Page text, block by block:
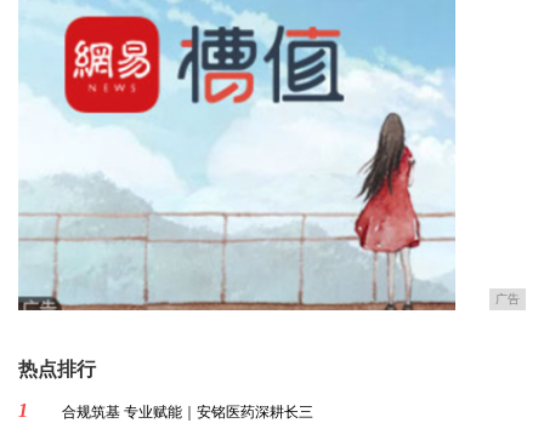
广告
热点排行
1
合规筑基 专业赋能｜安铭医药深耕长三